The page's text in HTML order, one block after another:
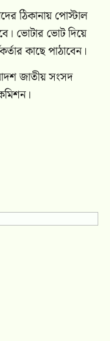
ঠিকানায় পোস্টাল
ভোটার ভোট দিয়ে
কাছে পাঠাবেন।
জাতীয় সংসদ